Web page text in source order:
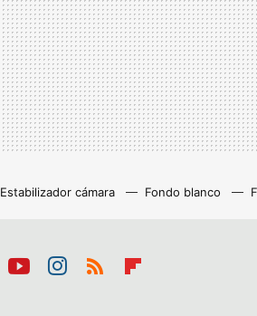
Estabilizador cámara Fondo blanco